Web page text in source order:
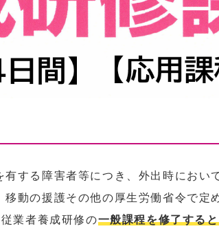
する障害者等につき、外出時におい
動の援護その他の厚生労働省令で定
業者養成研修の一般課程を修了する